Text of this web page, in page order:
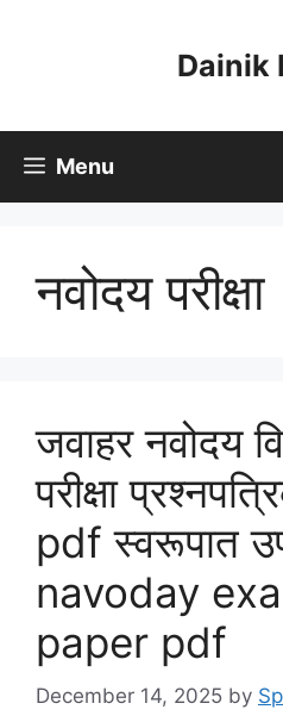
Dainik
Menu
नवोदय परीक्षा
जवाहर नवोदय
परीक्षा
pdf स्वरूपात
navoday
paper pdf
December 14, 2025 by